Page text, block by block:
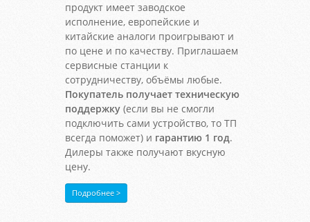
продукт имеет заводское
исполнение, европейские и
китайские аналоги проигрывают и
по цене и по качеству. Приглашаем
сервисные станции к
сотрудничеству, объёмы любые.
Покупатель получает техническую
поддержку (если вы не смогли
подключить сами устройство, то ТП
всегда поможет) и гарантию 1 год.
Дилеры также получают вкусную
цену.
Подробнее >